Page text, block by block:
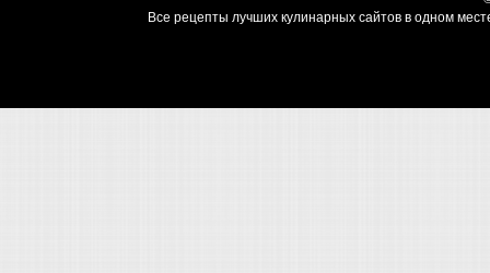
Все рецепты лучших кулинарных сайтов в одном